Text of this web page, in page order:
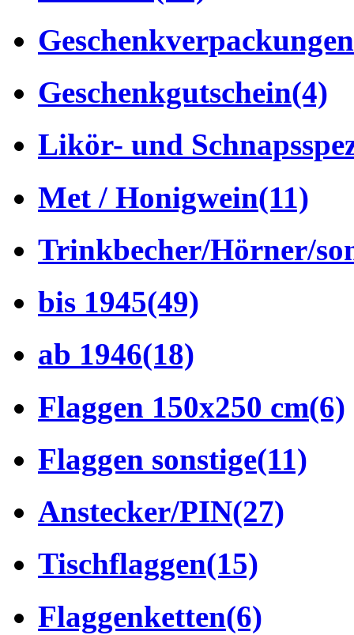
Geschenkverpackungen
Geschenkgutschein(4)
Likör- und
Met / Honigwein(11)
Trinkbecher/Hörner/
bis 1945(49)
ab 1946(18)
Flaggen 150x250 cm(6)
Flaggen sonstige(11)
Anstecker/PIN(27)
Tischflaggen(15)
Flaggenketten(6)